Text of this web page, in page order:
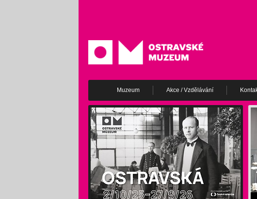
Muzeum Akce / Vzdělávání